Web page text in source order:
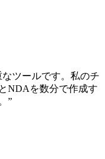
ツールです。私のチ
NDAを数分で作成す
”